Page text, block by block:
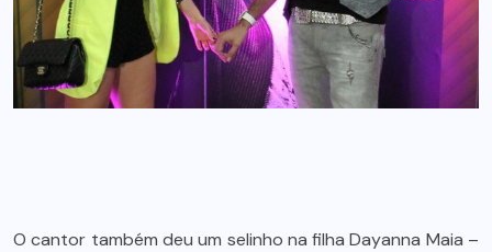
O cantor também deu um selinho na filha Dayanna Maia –